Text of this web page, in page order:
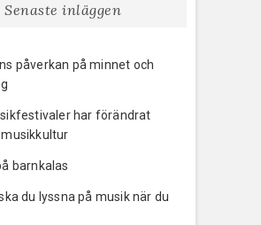
Senaste inläggen
påverkan på minnet och
har förändrat
barnkalas
du lyssna på musik när du